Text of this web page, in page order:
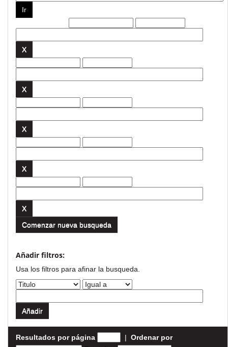
Comenzar nueva busqueda
Añadir filtros:
Usa los filtros para afinar la busqueda.
Resultados por página | Ordenar por